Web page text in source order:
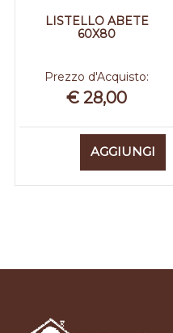
LISTELLO ABETE
60X80
Prezzo d'Acquisto:
€ 28,00
AGGIUNGI